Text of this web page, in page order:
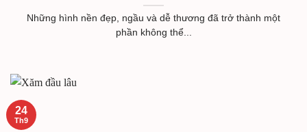
Những hình nền đẹp, ngầu và dễ thương đã trở thành một
phần không thể...
24
Th9